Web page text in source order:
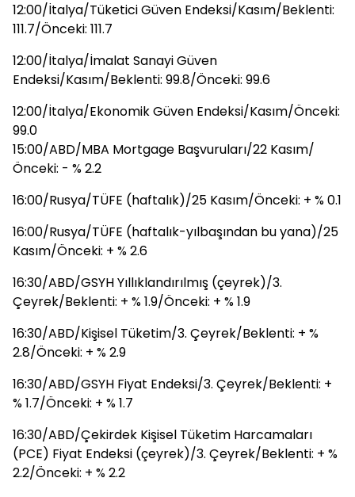
12:00/İtalya/Tüketici Güven Endeksi/Kasım/Beklenti:
111.7/Önceki: 111.7
12:00/İtalya/İmalat Sanayi Güven
Endeksi/Kasım/Beklenti: 99.8/Önceki: 99.6
12:00/İtalya/Ekonomik Güven Endeksi/Kasım/Önceki:
99.0
15:00/ABD/MBA Mortgage Başvuruları/22 Kasım/
Önceki: - % 2.2
16:00/Rusya/TÜFE (haftalık)/25 Kasım/Önceki: + % 0.1
16:00/Rusya/TÜFE (haftalık-yılbaşından bu yana)/25
Kasım/Önceki: + % 2.6
16:30/ABD/GSYH Yıllıklandırılmış (çeyrek)/3.
Çeyrek/Beklenti: + % 1.9/Önceki: + % 1.9
16:30/ABD/Kişisel Tüketim/3. Çeyrek/Beklenti: + %
2.8/Önceki: + % 2.9
16:30/ABD/GSYH Fiyat Endeksi/3. Çeyrek/Beklenti: +
% 1.7/Önceki: + % 1.7
16:30/ABD/Çekirdek Kişisel Tüketim Harcamaları
(PCE) Fiyat Endeksi (çeyrek)/3. Çeyrek/Beklenti: + %
2.2/Önceki: + % 2.2